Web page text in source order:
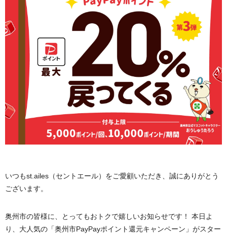
いつもst.ailes（セントエール）をご愛顧いただき、誠にありがとう
ございます。
奥州市の皆様に、とってもおトクで嬉しいお知らせです！ 本日よ
り、大人気の「奥州市PayPayポイント還元キャンペーン」がスター